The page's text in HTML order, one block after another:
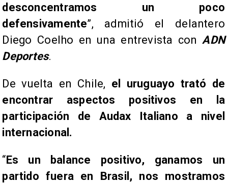
desconcentramos un poco
defensivamente”, admitió el delantero
Diego Coelho en una entrevista con ADN
Deportes.
De vuelta en Chile, el uruguayo trató de
encontrar aspectos positivos en la
participación de Audax Italiano a nivel
internacional.
“Es un balance positivo, ganamos un
partido fuera en Brasil, nos mostramos